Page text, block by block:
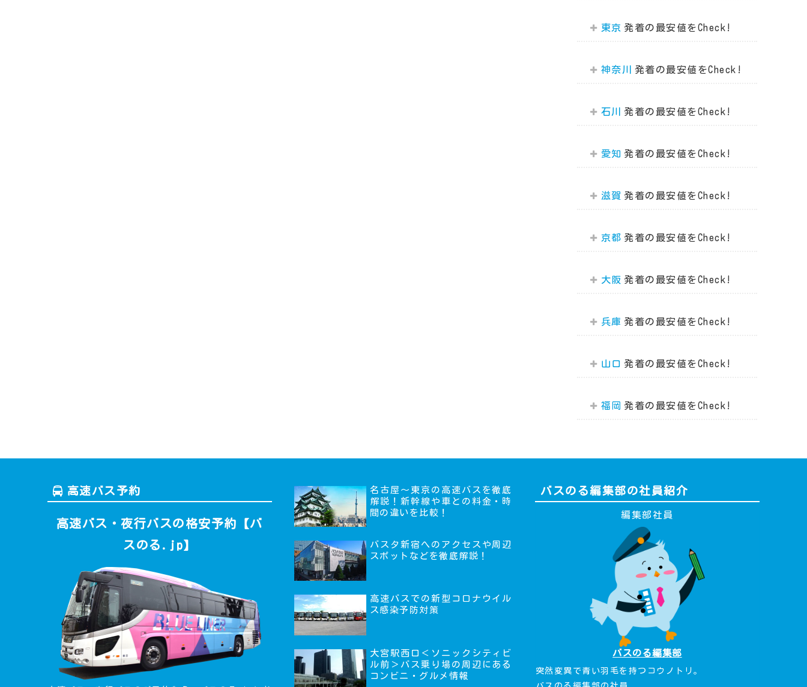
東京
神奈川
石川
愛知
滋賀
京都
大阪
兵庫
山口
福岡
高速バス予約
高速バス・夜行バスの格安予約【バ
スのる.jp】
名古屋～東京の高速バスを徹底
解説！新幹線や車との料金・時
間の違いを比較！
バスタ新宿へのアクセスや周辺
スポットなどを徹底解説！
高速バスでの新型コロナウイル
ス感染予防対策
大宮駅西口＜ソニックシティビ
ル前＞バス乗り場の周辺にある
コンビニ・グルメ情報
バスのる編集部の社員紹介
編集部社員
バスのる編集部
突然変異で青い羽毛を持つコウノトリ。